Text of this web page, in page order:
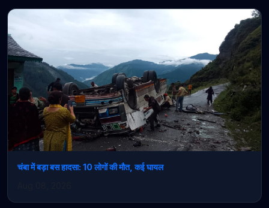
फैसला: Arvind
Kejriwal और Manish
Sisodia को राहत, आरोपों से
बरी
February 27, 2026 • 1 min read
चंबा में बड़ा बस हादसा: 10 लोगों की मौत, कई घायल